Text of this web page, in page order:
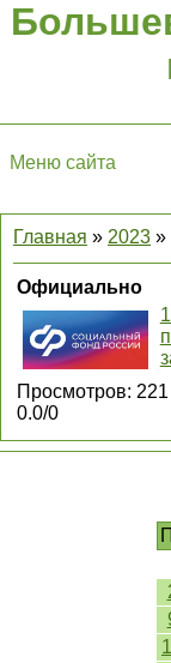
Меню сайта
Главная » 2023 »
Официально
Просмотров: 221
0.0/0